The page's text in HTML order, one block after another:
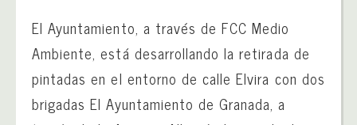
El Ayuntamiento, a través de FCC Medio
Ambiente, está desarrollando la retirada de
pintadas en el entorno de calle Elvira con dos
brigadas El Ayuntamiento de Granada, a